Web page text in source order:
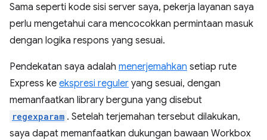
Sama seperti kode sisi server saya, pekerja layanan saya
perlu mengetahui cara mencocokkan permintaan masuk
dengan logika respons yang sesuai.
Pendekatan saya adalah menerjemahkan setiap rute
Express ke ekspresi reguler yang sesuai, dengan
memanfaatkan library berguna yang disebut
regexparam . Setelah terjemahan tersebut dilakukan,
saya dapat memanfaatkan dukungan bawaan Workbox